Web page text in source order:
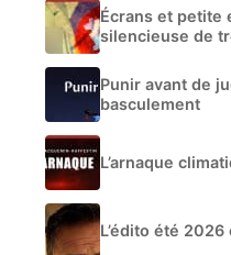
Écrans et petite
silencieuse de
Punir avant de
basculement
L’arnaque
L’édito été